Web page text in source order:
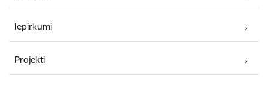
Iepirkumi
Projekti